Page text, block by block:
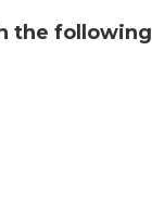
the following